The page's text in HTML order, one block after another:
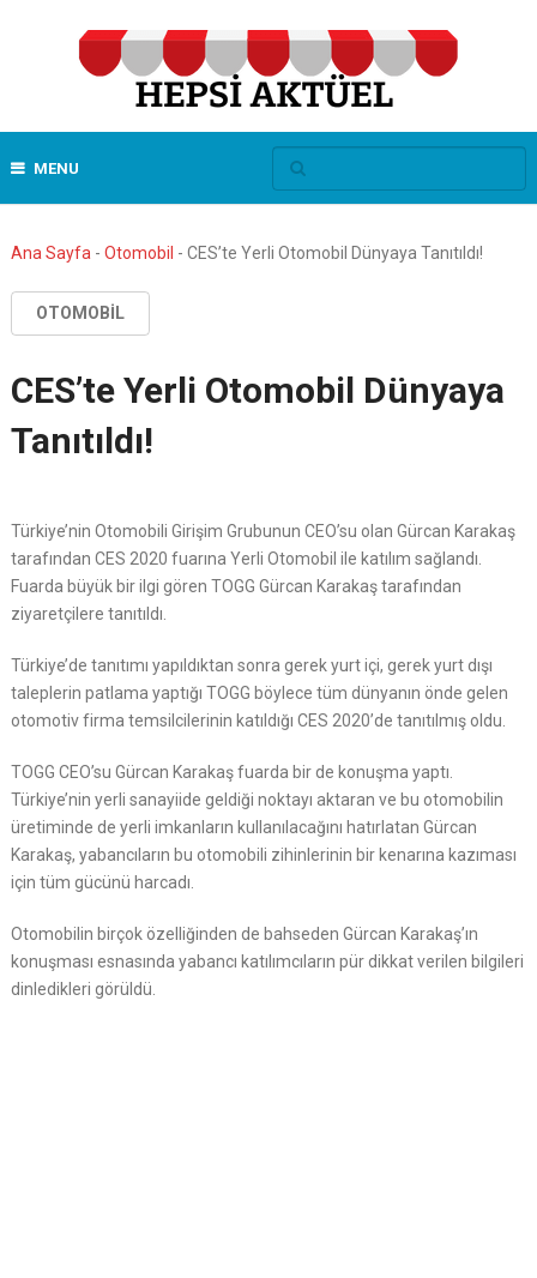
MENU
Ana Sayfa - Otomobil - CES’te Yerli Otomobil Dünyaya Tanıtıldı!
OTOMOBIL
CES’te Yerli Otomobil Dünyaya
Tanıtıldı!
Türkiye’nin Otomobili Girişim Grubunun CEO’su olan Gürcan Karakaş
tarafından CES 2020 fuarına Yerli Otomobil ile katılım sağlandı.
Fuarda büyük bir ilgi gören TOGG Gürcan Karakaş tarafından
ziyaretçilere tanıtıldı.
Türkiye’de tanıtımı yapıldıktan sonra gerek yurt içi, gerek yurt dışı
taleplerin patlama yaptığı TOGG böylece tüm dünyanın önde gelen
otomotiv firma temsilcilerinin katıldığı CES 2020’de tanıtılmış oldu.
TOGG CEO’su Gürcan Karakaş fuarda bir de konuşma yaptı.
Türkiye’nin yerli sanayiide geldiği noktayı aktaran ve bu otomobilin
üretiminde de yerli imkanların kullanılacağını hatırlatan Gürcan
Karakaş, yabancıların bu otomobili zihinlerinin bir kenarına kazıması
için tüm gücünü harcadı.
Otomobilin birçok özelliğinden de bahseden Gürcan Karakaş’ın
konuşması esnasında yabancı katılımcıların pür dikkat verilen bilgileri
dinledikleri görüldü.